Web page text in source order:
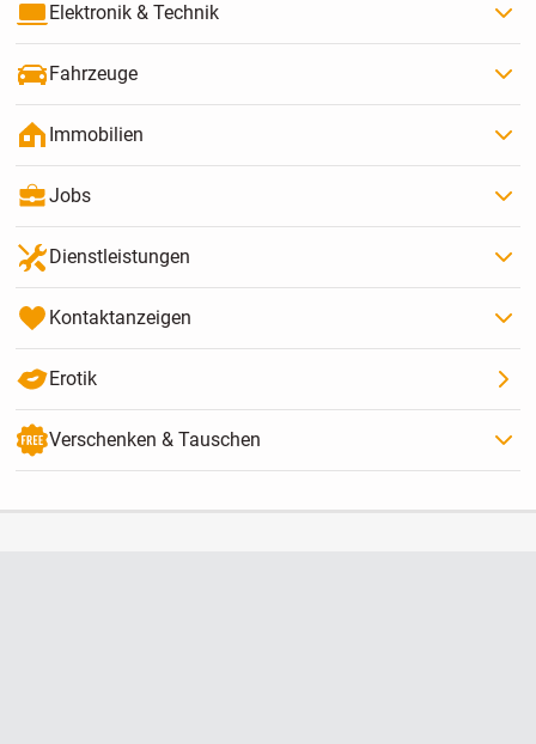
Elektronik & Technik
Fahrzeuge
Immobilien
Jobs
Dienstleistungen
Kontaktanzeigen
Erotik
Verschenken & Tauschen